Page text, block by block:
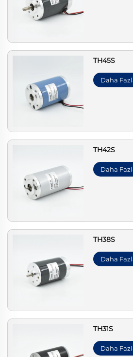
TH45S
Daha
TH42S
Daha
TH38S
Daha
TH31S
Daha